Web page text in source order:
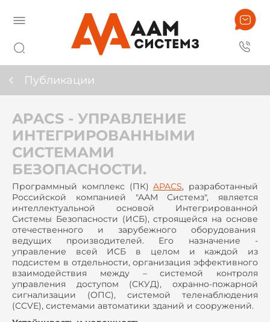
Публикации
APACS - УПРАВЛЕНИЕ
ИНТЕГРИРОВАННЫМИ
СИСТЕМАМИ
БЕЗОПАСНОСТИ.
Программный комплекс (ПК)APACS, разработанный
Российской компанией "ААМ Системз", является
интеллектуальной основой Интегрированной
Системы Безопасности (ИСБ), строящейся на основе
отечественного и зарубежного оборудования
ведущих производителей. Его назначение -
управление всей ИСБ в целом и каждой из
подсистем в отдельности, организация эффективного
взаимодействия между – системой контроля
управления доступом (СКУД), охранно-пожарной
сигнализации (ОПС), системой теленаблюдения
(CCVЕ), системами автоматики зданий и сооружений.